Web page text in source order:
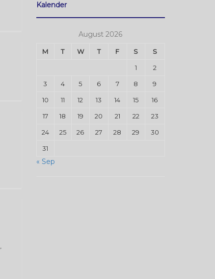
Kalender
August 2026
M T W T F S S
1 2
3 4 5 6 7 8 9
10 11 12 13 14 15 16
17 18 19 20 21 22 23
24 25 26 27 28 29 30
31
« Sep